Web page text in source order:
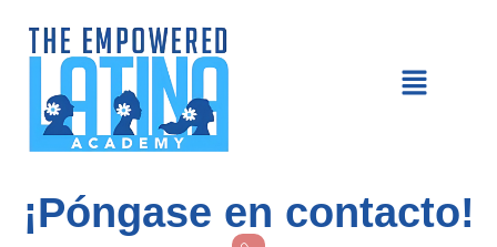
¡Póngase en contacto!